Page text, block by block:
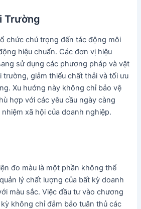
Trường
chức chú trọng đến tác động môi
hiệu chuẩn. Các đơn vị hiệu
sử dụng các phương pháp và vật
trường, giảm thiểu chất thải và tối ưu
Xu hướng này không chỉ bảo vệ
hợp với các yêu cầu ngày càng
xã hội của doanh nghiệp.
đo màu là một phần không thể
lý chất lượng của bất kỳ doanh
màu sắc. Việc đầu tư vào chương
không chỉ đảm bảo tuân thủ các